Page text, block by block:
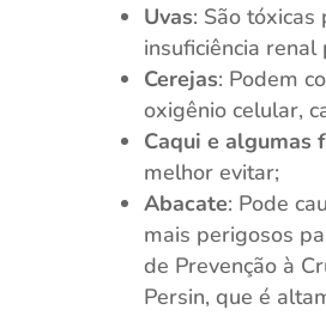
Uvas: São
insuficiência
Cerejas: Podem
oxigênio celular,
Caqui e algumas
melhor evitar;
Abacate: Pode
mais perigosos
de Prevenção à
Persin, que é